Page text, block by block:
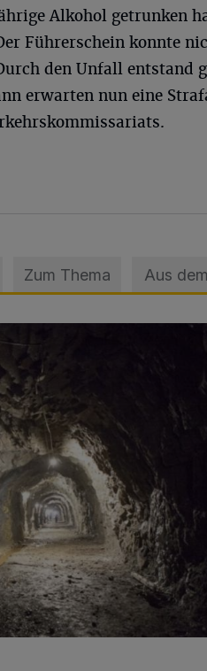
Alkohol getrunken
Führerschein konnte
den Unfall entstand
erwarten nun eine
Zum Thema Aus